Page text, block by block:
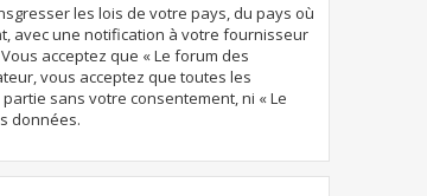
les lois de votre pays, du pays où
avec une notification à votre fournisseur
acceptez que « Le forum des
vous acceptez que toutes les
sans votre consentement, ni « Le
données.